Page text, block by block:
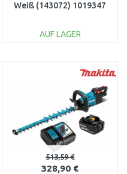
Weiß (143072) 1019347
AUF LAGER
513,59 €
328,90 €